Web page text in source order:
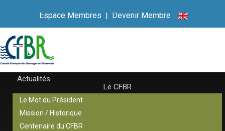
Espace Membres | Devenir Membre
Actualités
Le CFBR
Le Mot du Président
Mission / Historique
Centenaire du CFBR